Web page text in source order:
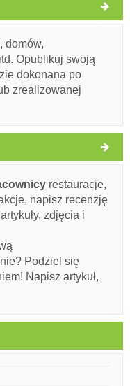
km/h
Bezchmurnie
Bezchmurnie
+385991692713
Komiza
HOURS
domów,
Opublikuj swoją
dokonana po
zrealizowanej
restauracje,
napisz recenzję
zdjęcia i
Podziel się
Napisz artykuł,